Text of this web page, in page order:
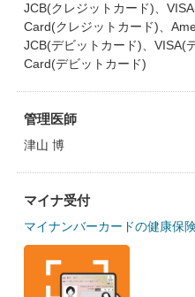
JCB(クレジットカード)、
Card(クレジットカード)、
JCB(デビットカード)、VISA(
Card(デビットカード)
管理医師
津山 博
マイナ受付
マイナンバーカードの健康保